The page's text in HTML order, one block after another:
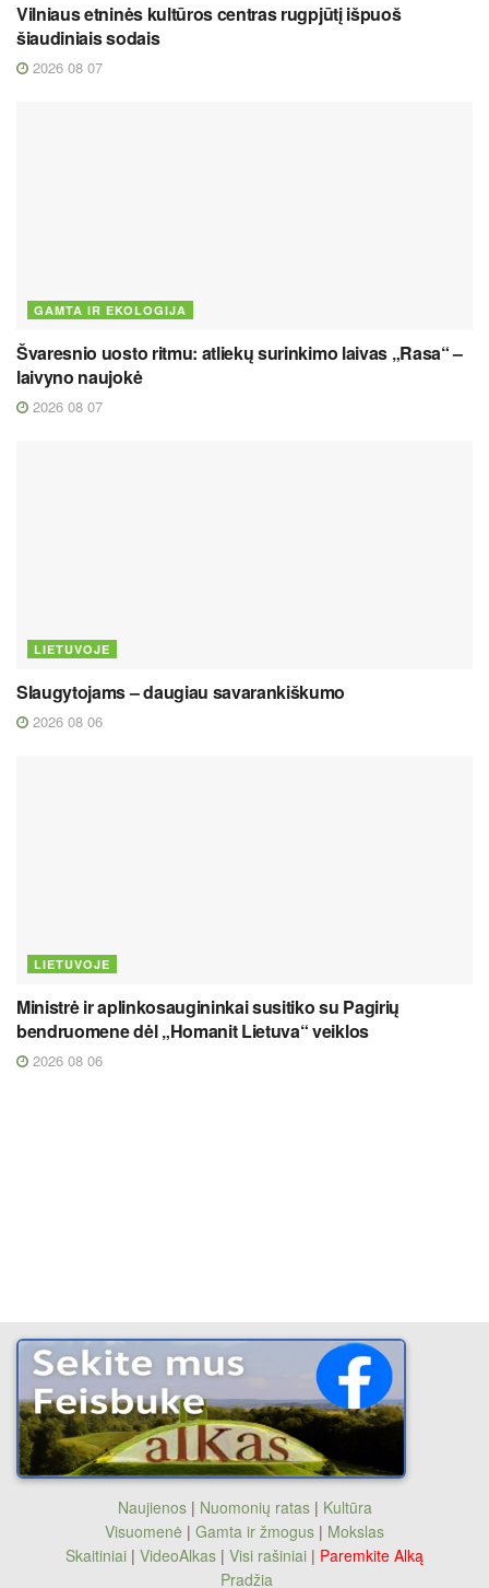
Vilniaus etninės kultūros centras rugpjūtį išpuoš
šiaudiniais sodais
2026 08 07
GAMTA IR EKOLOGIJA
Švaresnio uosto ritmu: atliekų surinkimo laivas „Rasa“ –
laivyno naujokė
2026 08 07
LIETUVOJE
Slaugytojams – daugiau savarankiškumo
2026 08 06
LIETUVOJE
Ministrė ir aplinkosaugininkai susitiko su Pagirių
bendruomene dėl „Homanit Lietuva“ veiklos
2026 08 06
Naujienos| Nuomonių ratas| Kultūra
Visuomenė | Gamta ir žmogus | Mokslas
Skaitiniai | VideoAlkas | Visi rašiniai | Paremkite Alką
Pradžia